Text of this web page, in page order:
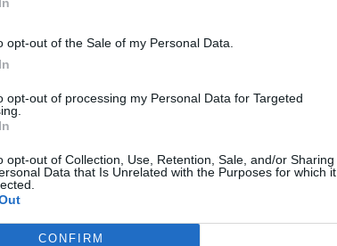
opt-out of the Sale of my Personal Data.
opt-out of processing my Personal Data for Targeted
opt-out of Collection, Use, Retention, Sale, and/or Sharing
Data that Is Unrelated with the Purposes for which it
CONFIRM
συγκεντρώσεις μικροσωματιδίων
συνδέει την ατμοσφαιρική ρύπανση και
μελέτη του 2010 που είχε
Psychiatry, οι κάτοικοι επτά και πλέον
είχαν 9% περισσότερες πιθανότητες
την έκθεσή τους σε συνθήκες υψηλής